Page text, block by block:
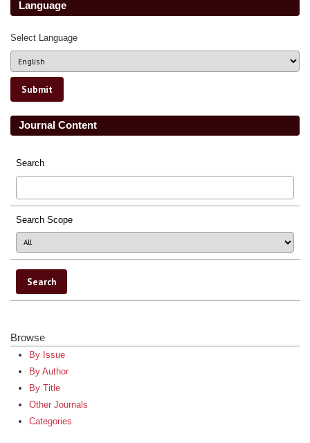
Language
Select Language
Journal Content
Search
Search Scope
Browse
By Issue
By Author
By Title
Other Journals
Categories